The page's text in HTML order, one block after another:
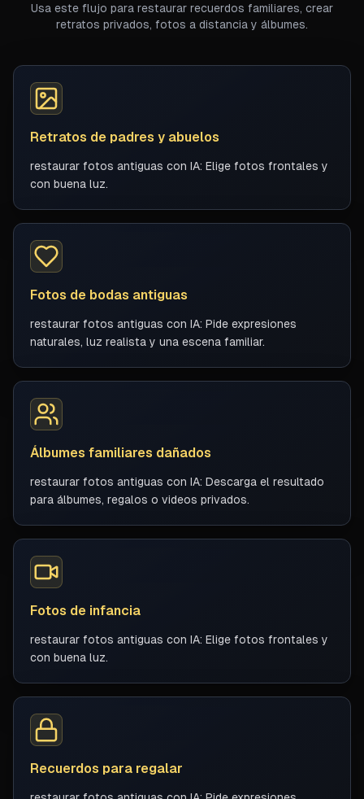
Usa este flujo para restaurar recuerdos familiares, crear
retratos privados, fotos a distancia y álbumes.
Retratos de padres y abuelos
restaurar fotos antiguas con IA: Elige fotos frontales y
con buena luz.
Fotos de bodas antiguas
restaurar fotos antiguas con IA: Pide expresiones
naturales, luz realista y una escena familiar.
Álbumes familiares dañados
restaurar fotos antiguas con IA: Descarga el resultado
para álbumes, regalos o videos privados.
Fotos de infancia
restaurar fotos antiguas con IA: Elige fotos frontales y
con buena luz.
Recuerdos para regalar